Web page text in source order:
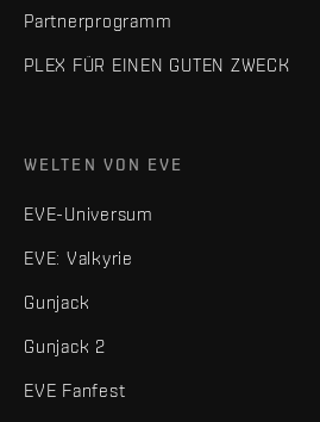
Partnerprogramm
PLEX FÜR EINEN GUTEN ZWECK
WELTEN VON EVE
EVE-Universum
EVE: Valkyrie
Gunjack
Gunjack 2
EVE Fanfest